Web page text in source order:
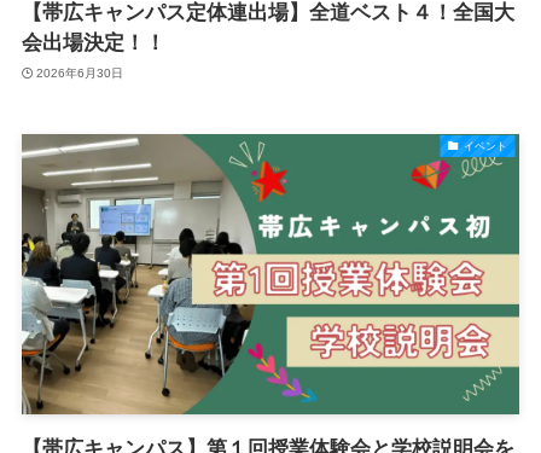
【帯広キャンパス定体連出場】全道ベスト４！全国大
会出場決定！！
2026年6月30日
イベント